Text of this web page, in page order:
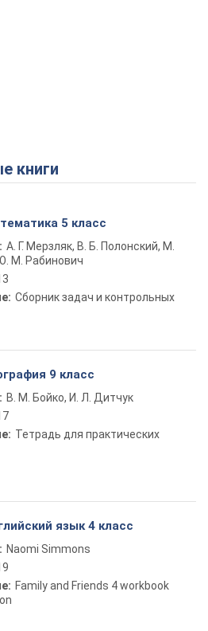
книги
5 класс
А. Г. Мерзляк, В. Б. Полонский, М.
М. Рабинович
Сборник задач и контрольных
9 класс
В. М. Бойко, И. Л. Дитчук
Тетрадь для практических
язык 4 класс
Naomi Simmons
Family and Friends 4 workbook